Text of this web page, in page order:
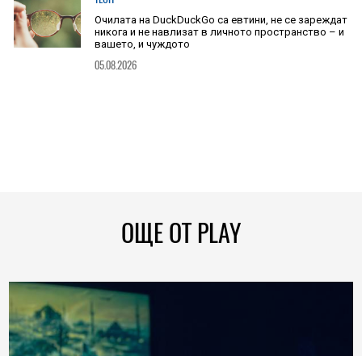
Очилата на DuckDuckGo са евтини, не се зареждат
никога и не навлизат в личното пространство – и
вашето, и чуждото
05.08.2026
ОЩЕ ОТ PLAY